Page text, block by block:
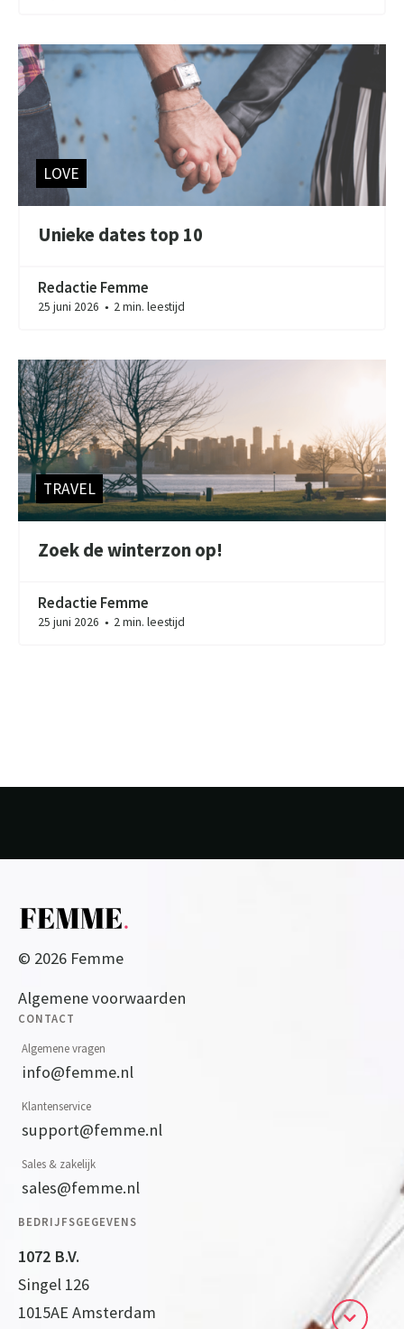
LOVE
Unieke dates top 10
Redactie Femme
25 juni 2026 ● 2 min. leestijd
TRAVEL
Zoek de winterzon op!
Redactie Femme
25 juni 2026 ● 2 min. leestijd
© 2026 Femme
Algemene voorwaarden
CONTACT
Algemene vragen
info@femme.nl
Klantenservice
support@femme.nl
Sales & zakelijk
sales@femme.nl
BEDRIJFSGEGEVENS
1072 B.V.
Singel 126
1015AE Amsterdam